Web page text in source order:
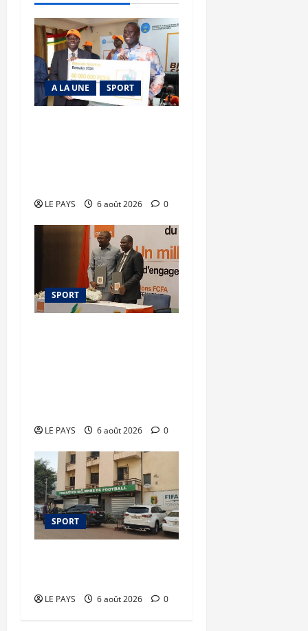
A LA UNE SPORT
LE PAYS 6 août 2026 0
SPORT
LE PAYS 6 août 2026 0
SPORT
LE PAYS 6 août 2026 0